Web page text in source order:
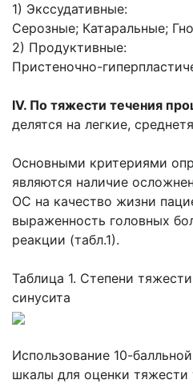
1) Экссудативные:
Серозные; Катаральные;
2) Продуктивные:
Пристеночно-
IV. По тяжести течения
делятся на легкие,
Основными критериями
являются наличие
ОС на качество жизни
выраженность головных
реакции (табл.1).
Таблица 1. Степени
синусита
Использование 10-
шкалы для оценки